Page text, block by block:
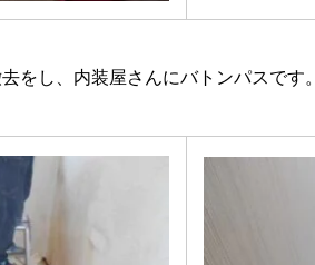
をし、内装屋さんにバトンパスです。